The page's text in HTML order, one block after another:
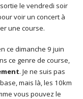
le vendredi soir
voir un concert à
une course.
ce dimanche 9 juin
ce genre de course,
. Je ne suis pas
mais là, les 10km
vous pouvez le